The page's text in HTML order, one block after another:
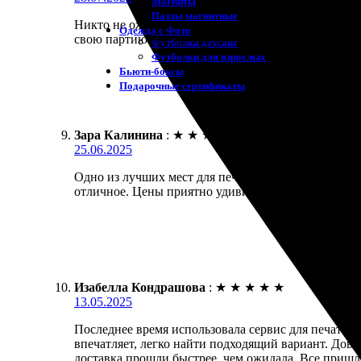
Пазлы магнитные
Одежда с Фото
Футболки детские
Футболки для взрослых
Бьюти-боксы
Подарочные сертификаты
Никто не ожидал, что все пройдет так легко.
свою партию быстро и в отличном качестве. Я в
Зара Калинина : ★ ★ ★
25.06.2025
Одно из лучших мест для печати. Выбор открыток
отличное. Цены приятно удивили, буду заказывать
Изабелла Кондрашова : ★ ★ ★ ★ ★
13.05.2025
Последнее время использовала сервис для
впечатляет, легко найти подходящий вариант.